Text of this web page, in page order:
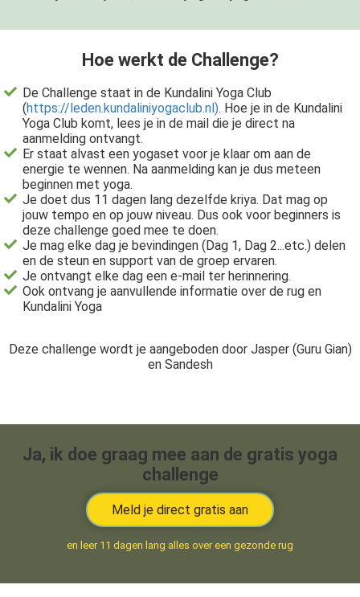
Hoe werkt de Challenge?
De Challenge staat in de Kundalini Yoga Club
(https://leden.kundaliniyogaclub.nl). Hoe je in de Kundalini
Yoga Club komt, lees je in de mail die je direct na
aanmelding ontvangt.
Er staat alvast een yogaset voor je klaar om aan de
energie te wennen. Na aanmelding kan je dus meteen
beginnen met yoga.
Je doet dus 11 dagen lang dezelfde kriya. Dat mag op
jouw tempo en op jouw niveau. Dus ook voor beginners is
deze challenge goed mee te doen.
Je mag elke dag je bevindingen (Dag 1, Dag 2...etc.) delen
en de steun en support van de groep ervaren.
Je ontvangt elke dag een e-mail ter herinnering.
Ook ontvang je aanvullende informatie over de rug en
Kundalini Yoga
Deze challenge wordt je aangeboden door Jasper (Guru Gian)
en Sandesh
Ja, ik doe graag mee aan de gratis yoga
challenge
Meld je direct gratis aan
en leer 11 dagen lang alles over een gezonde rug